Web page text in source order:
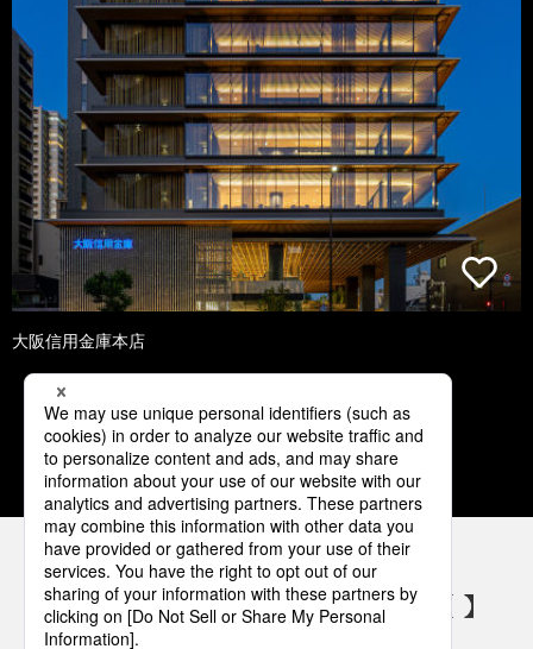
大阪信用金庫本店
1 2 3 4 5
パナソニックの電気設備 SNSアカウント